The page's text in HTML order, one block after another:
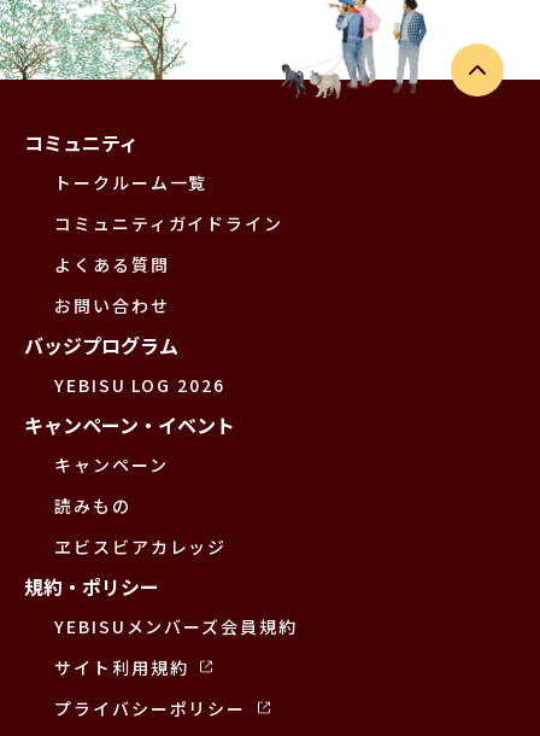
コミュニティ
トークルーム一覧
コミュニティガイドライン
よくある質問
お問い合わせ
バッジプログラム
YEBISU LOG 2026
キャンペーン・イベント
キャンペーン
読みもの
ヱビスビアカレッジ
規約・ポリシー
YEBISUメンバーズ会員規約
サイト利用規約
プライバシーポリシー